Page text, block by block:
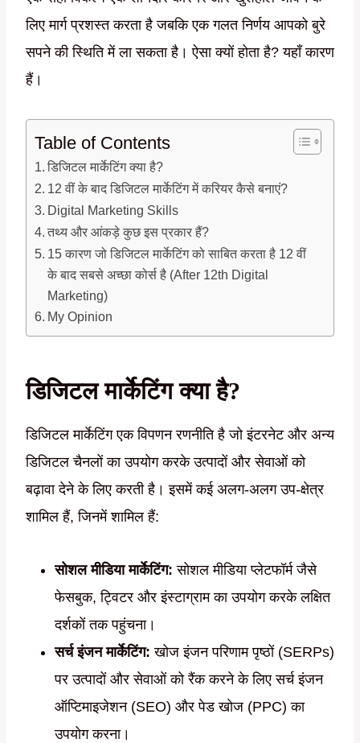
लिए मार्ग प्रशस्त करता है जबकि एक गलत निर्णय आपको बुरे
सपने की स्थिति में ला सकता है। ऐसा क्यों होता है? यहाँ कारण
हैं।
Table of Contents
डिजिटल मार्केटिंग क्या है?
12 वीं के बाद डिजिटल मार्केटिंग में करियर कैसे बनाएं?
Digital Marketing Skills
तथ्य और आंकड़े कुछ इस प्रकार हैं?
15 कारण जो डिजिटल मार्केटिंग को साबित करता है 12 वीं
के बाद सबसे अच्छा कोर्स है (After 12th Digital
Marketing)
My Opinion
डिजिटल मार्केटिंग क्या है?
डिजिटल मार्केटिंग एक विपणन रणनीति है जो इंटरनेट और अन्य
डिजिटल चैनलों का उपयोग करके उत्पादों और सेवाओं को
बढ़ावा देने के लिए करती है। इसमें कई अलग-अलग उप-क्षेत्र
शामिल हैं, जिनमें शामिल हैं:
सोशल मीडिया मार्केटिंग: सोशल मीडिया प्लेटफॉर्म जैसे
फेसबुक, ट्विटर और इंस्टाग्राम का उपयोग करके लक्षित
दर्शकों तक पहुंचना।
सर्च इंजन मार्केटिंग: खोज इंजन परिणाम पृष्ठों (SERPs)
पर उत्पादों और सेवाओं को रैंक करने के लिए सर्च इंजन
ऑप्टिमाइजेशन (SEO) और पेड खोज (PPC) का
उपयोग करना।